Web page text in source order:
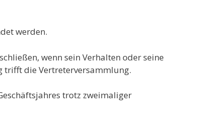
werden.
wenn sein Verhalten oder seine
trifft die Vertreterversammlung.
trotz zweimaliger